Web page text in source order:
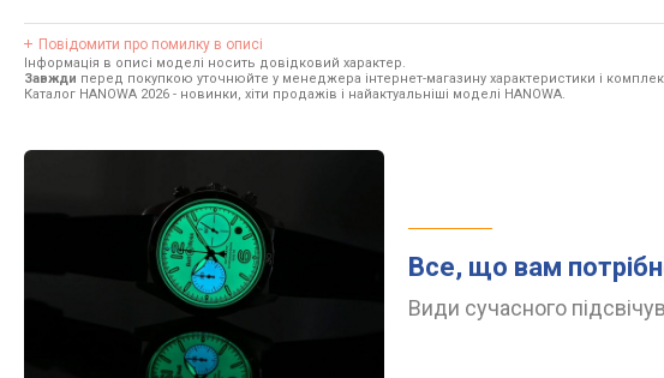
Повідомити про помилку в описі
Інформація в описі моделі носить довідковий характер.
Завжди перед покупкою уточнюйте у менеджера інтернет-магазину характеристики і
Каталог HANOWA 2026 - новинки, хіти продажів і найактуальніші моделі HANOWA.
Все, що вам
Види сучасного